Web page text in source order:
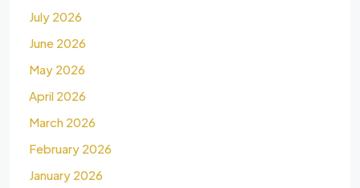
July 2026
June 2026
May 2026
April 2026
March 2026
February 2026
January 2026